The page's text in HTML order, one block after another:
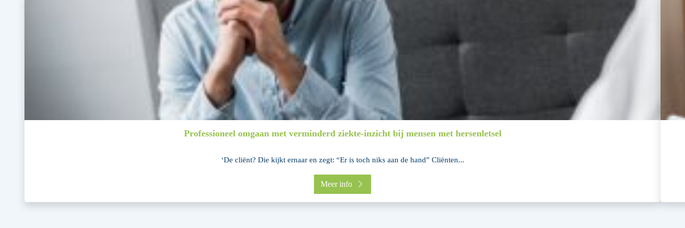
Professioneel omgaan met verminderd ziekte-inzicht bij mensen met hersenletsel
‘De cliënt? Die kijkt ernaar en zegt: “Er is toch niks aan de hand” Cliënten...
Meer info